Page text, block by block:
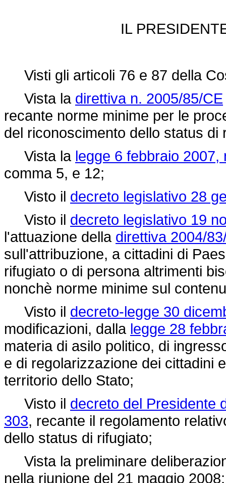
IL
Visti gli articoli 76 e 87 della
Vista la direttiva n. 2005/85/CE
recante norme minime per le
del riconoscimento dello status di
Vista la legge 6 febbraio 2007,
comma 5, e 12;
Visto il decreto legislativo 28
Visto il decreto legislativo 19
l'attuazione della direttiva 2004/
sull'attribuzione, a cittadini di
rifugiato o di persona altrimenti
nonchè norme minime sul
Visto il decreto-legge 30
modificazioni, dalla legge 28
materia di asilo politico, di
e di regolarizzazione dei cittadini
territorio dello Stato;
Visto il decreto del Presidente
303, recante il regolamento
dello status di rifugiato;
Vista la preliminare
nella riunione del 21 maggio 2008;